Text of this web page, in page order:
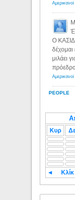
PEOPLE
Ο
δέχομαι
μιλάει
Κυρ
◄